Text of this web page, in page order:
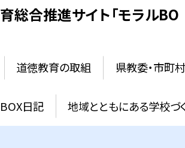
総合推進サイト「モラルBO
道徳教育の取組 県教委・市町
日記 地域とともにある学校づ